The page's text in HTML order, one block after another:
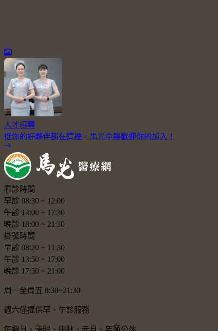
人才招募
挺你的好夥伴都在這裡，馬光中醫歡迎你的加入！
看診時間
早診 08:30 ~ 12:00
午診 14:00 ~ 17:30
晚診 18:00 ~ 21:30
掛號時間
早診 08:20 ~ 11:30
午診 13:50 ~ 17:00
晚診 17:50 ~ 21:00
周一至周五 8:30~21:30
週六僅提供早、午診服務
每週日、清明、中秋、元旦、年節公休